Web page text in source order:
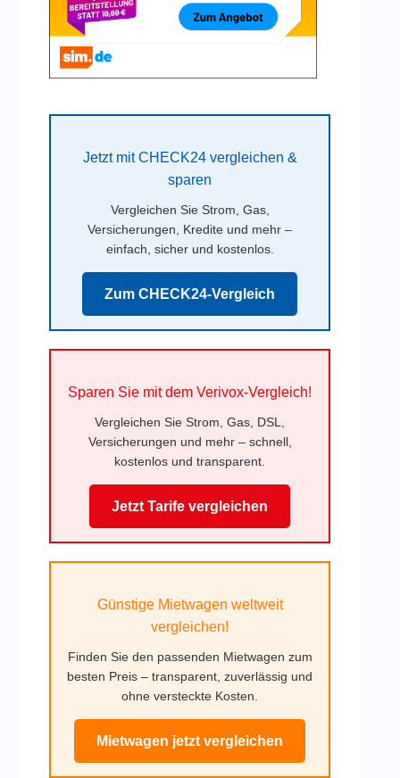
Jetzt mit CHECK24 vergleichen &
sparen
Vergleichen Sie Strom, Gas,
Versicherungen, Kredite und mehr –
einfach, sicher und kostenlos.
Zum CHECK24-Vergleich
Sparen Sie mit dem Verivox-Vergleich!
Vergleichen Sie Strom, Gas, DSL,
Versicherungen und mehr – schnell,
kostenlos und transparent.
Jetzt Tarife vergleichen
Günstige Mietwagen weltweit
vergleichen!
Finden Sie den passenden Mietwagen zum
besten Preis – transparent, zuverlässig und
ohne versteckte Kosten.
Mietwagen jetzt vergleichen